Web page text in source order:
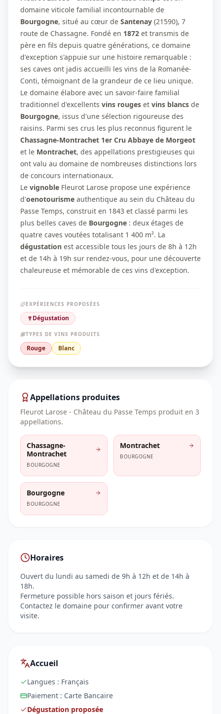
domaine viticole familial incontournable de
Bourgogne, situé au cœur de Santenay (21590), 7
route de Chassagne. Fondé en 1872 et transmis de
père en fils depuis quatre générations, ce domaine
d'exception s'appuie sur une histoire remarquable :
ses caves ont jadis accueilli les vins de la Romanée-
Conti, témoignant de la grandeur de ce lieu unique.
Le domaine élabore avec un savoir-faire familial
traditionnel d'excellents vins rouges et vins blancs de
Bourgogne, issus d'une sélection rigoureuse des
raisins. Parmi ses crus les plus reconnus figurent le
Chassagne-Montrachet 1er Cru Abbaye de Morgeot
et le Montrachet, des appellations prestigieuses qui
ont valu au domaine de nombreuses distinctions lors
de concours internationaux.
Le vignoble Fleurot Larose propose une expérience
d'oenotourisme authentique au sein du Château du
Passe Temps, construit en 1843 et classé parmi les
plus belles caves de Bourgogne : deux étages de
quatre caves voutées totalisant 1 400 m². La
dégustation est accessible tous les jours de 8h à 12h
et de 14h à 19h sur rendez-vous, pour une découverte
chaleureuse et mémorable de ces vins d'exception.
EXPÉRIENCES PROPOSÉES
🍷Dégustation
TYPES DE VINS PRODUITS
Rouge Blanc
Appellations produites
Fleurot Larose - Château du Passe Temps produit en 3
appellations.
Chassagne-
Montrachet
BOURGOGNE
Montrachet
BOURGOGNE
Bourgogne
BOURGOGNE
Horaires
Ouvert du lundi au samedi de 9h à 12h et de 14h à
18h.
Fermeture possible hors saison et jours fériés.
Contactez le domaine pour confirmer avant votre
visite.
Accueil
Langues : Français
Paiement : Carte Bancaire
Dégustation proposée